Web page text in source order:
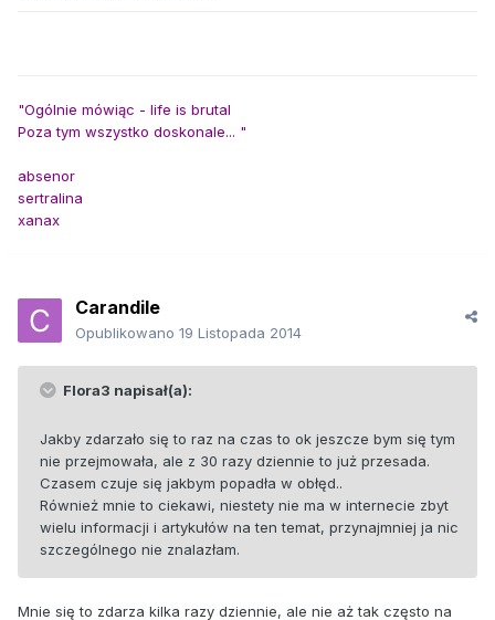
"Ogólnie mówiąc - life is brutal
Poza tym wszystko doskonale... "
absenor
sertralina
xanax
Carandile
Opublikowano 19 Listopada 2014
Flora3 napisał(a):
Jakby zdarzało się to raz na czas to ok jeszcze bym się tym
nie przejmowała, ale z 30 razy dziennie to już przesada.
Czasem czuje się jakbym popadła w obłęd..
Również mnie to ciekawi, niestety nie ma w internecie zbyt
wielu informacji i artykułów na ten temat, przynajmniej ja nic
szczególnego nie znalazłam.
Mnie się to zdarza kilka razy dziennie, ale nie aż tak często na